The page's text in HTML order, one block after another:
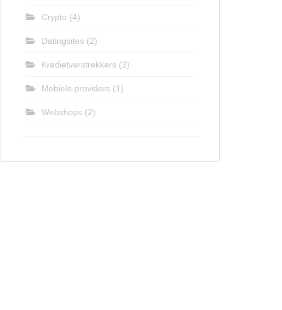
Crypto (4)
Datingsites (2)
Kredietverstrekkers (3)
Mobiele providers (1)
Webshops (2)